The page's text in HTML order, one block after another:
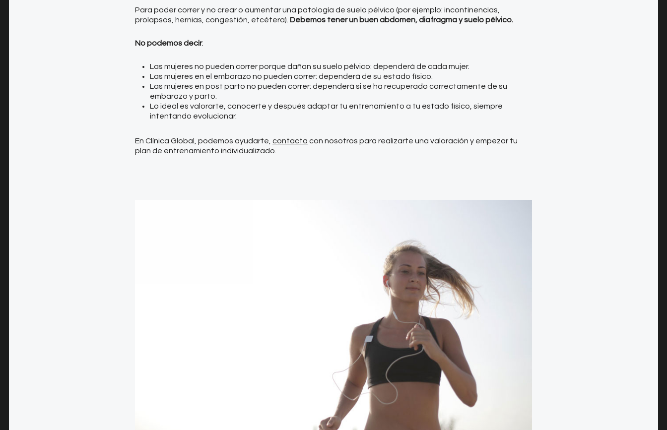
⁣Para poder correr y no crear o aumentar una patología de suelo pélvico (por ejemplo: incontinencias,
prolapsos, hernias, congestión, etcétera). Debemos tener un buen abdomen, diafragma y suelo pélvico. ⁣
No podemos decir: ⁣
⁣Las mujeres no pueden correr porque dañan su suelo pélvico: dependerá de cada mujer.⁣
⁣Las mujeres en el embarazo no pueden correr: dependerá de su estado físico. ⁣
⁣Las mujeres en post parto no pueden correr: dependerá si se ha recuperado correctamente de su
embarazo y parto⁣.
⁣Lo ideal es valorarte, conocerte y después adaptar tu entrenamiento a tu estado físico, siempre
intentando evolucionar.
⁣En Clínica Global, podemos ayudarte, contacta con nosotros para realizarte una valoración y empezar tu
plan de entrenamiento individualizado.